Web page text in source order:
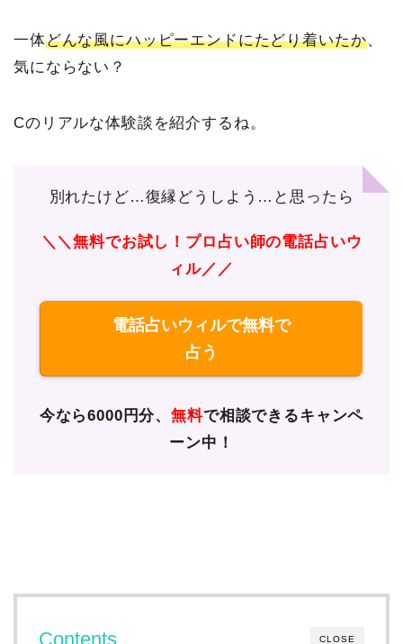
一体どんな風にハッピーエンドにたどり着いたか、
気にならない？
Cのリアルな体験談を紹介するね。
別れたけど…復縁どうしよう…と思ったら
＼＼無料でお試し！プロ占い師の電話占いウ
ィル／／
電話占いウィルで無料で
占う
今なら6000円分、無料で相談できるキャンペ
ーン中！
CLOSE
Contents